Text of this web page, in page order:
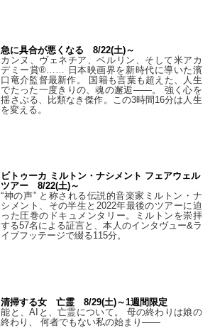
急に具合が悪くなる 8/22(土)～
カンヌ、ヴェネチア、ベルリン、そして米アカ
デミー賞®…… 日本映画界を新時代に導いた濱
口竜介監督最新作。 国籍も言葉も超えた、人生
でたった一度きりの、魂の邂逅――。 強く心を
揺さぶる、比類なき傑作。この3時間16分は人生
を変える。
ビトゥーカ ミルトン・ナシメント フェアウェル
ツアー 8/22(土)～
“神の声” と称される伝説的音楽家ミルトン・ナ
シメント、その半生と2022年最後のツアーに迫
った圧巻のドキュメンタリー。ミルトンを崇拝
する57名による証言と、本人のインタヴュー&ラ
イブフッテージで綴る115分。
清掃する女 亡霊 8/29(土)～1週間限定
能と、AIと、亡霊について。 母の終わりは娘の
終わり、 何者でもない私の始まり――